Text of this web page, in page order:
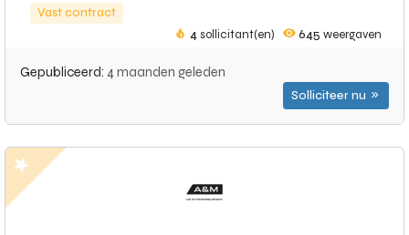
Vast contract
4sollicitant(en) 645 weergaven
Gepubliceerd: 4 maanden geleden
Solliciteer nu